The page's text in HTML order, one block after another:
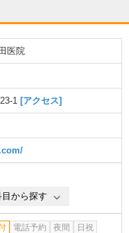
医院
1 [アクセス]
から探す
電話予約 夜間
日祝